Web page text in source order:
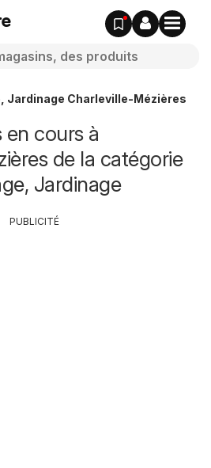
Jardinage Charleville-Mézières
en cours à
de la catégorie
Jardinage
PUBLICITÉ